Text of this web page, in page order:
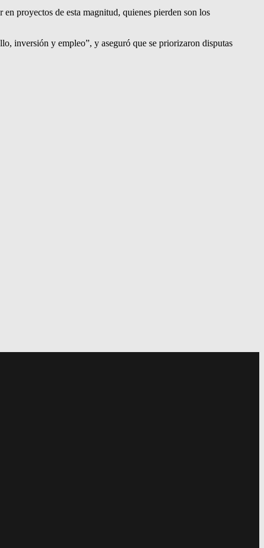
proyectos de esta magnitud, quienes pierden son los
inversión y empleo”, y aseguró que se priorizaron disputas